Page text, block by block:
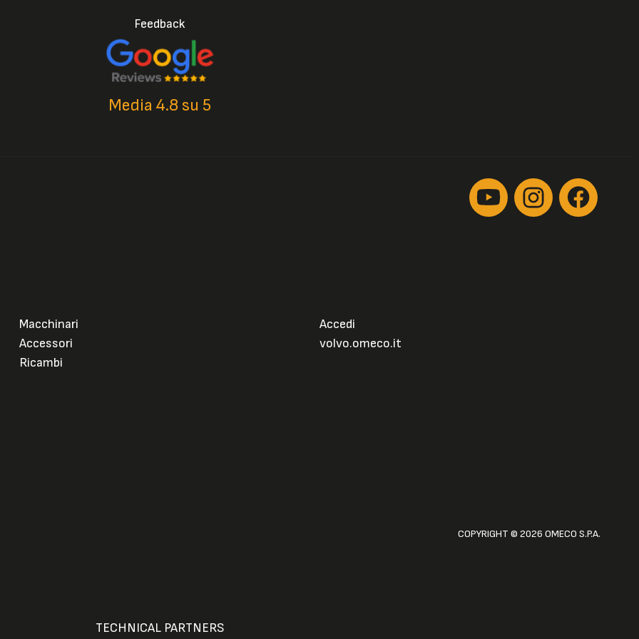
Feedback
Media 4.8 su 5
Macchinari
Accessori
Ricambi
Accedi
volvo.omeco.it
COPYRIGHT © 2026 OMECO S.P.A.
TECHNICAL PARTNERS